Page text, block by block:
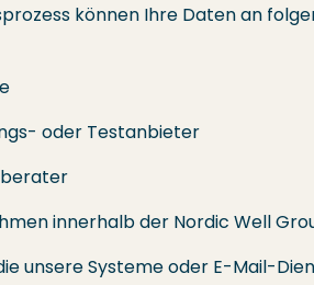
können Ihre Daten an
oder Testanbieter
innerhalb der Nordic Well
unsere Systeme oder E-Mail-